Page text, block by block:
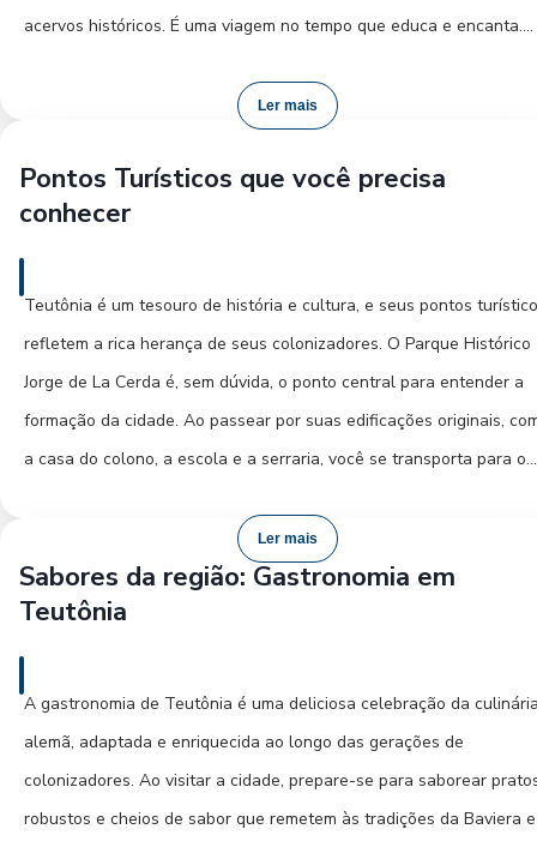
acervos históricos. É uma viagem no tempo que educa e encanta.
paisagens bucólicas e pequenas propriedades rurais que
e a oportunidade de comprar produtos frescos diretamente do
produtor.
Para os amantes da natureza, Teutônia reserva trilhas e mirantes
que proporcionam vistas espetaculares do Vale do Taquari. A
por orquídeas, que batizaram a cidade como "Capital das
pode render belos passeios. Ao cair da noite, a cidade oferece
opções gastronômicas que celebram a culinária alemã, com pratos
tradicionais festas germânicas, como a Oktoberfest local, onde a
música, a dança e a alegria tomam conta. Mesmo fora das festas,
clubes locais costumam ter eventos com música típica. Para um
Santa Cruz garante sua chegada com conforto e segurança para
aproveitar tudo isso.
Ler mais
Pontos Turísticos que você precisa
conhecer
Teutônia é um tesouro de história e cultura, e seus pontos
refletem a rica herança de seus colonizadores. O Parque Histórico
Jorge de La Cerda é, sem dúvida, o ponto central para entender a
formação da cidade. Ao passear por suas edificações originais,
a casa do colono, a escola e a serraria, você se transporta para o
museu dentro do parque exibe artefatos e documentos que narram
essa jornada.
Ler mais
Sabores da região: Gastronomia em
Teutônia
A gastronomia de Teutônia é uma deliciosa celebração da
alemã, adaptada e enriquecida ao longo das gerações de
colonizadores. Ao visitar a cidade, prepare-se para saborear
robustos e cheios de sabor que remetem às tradições da Baviera e